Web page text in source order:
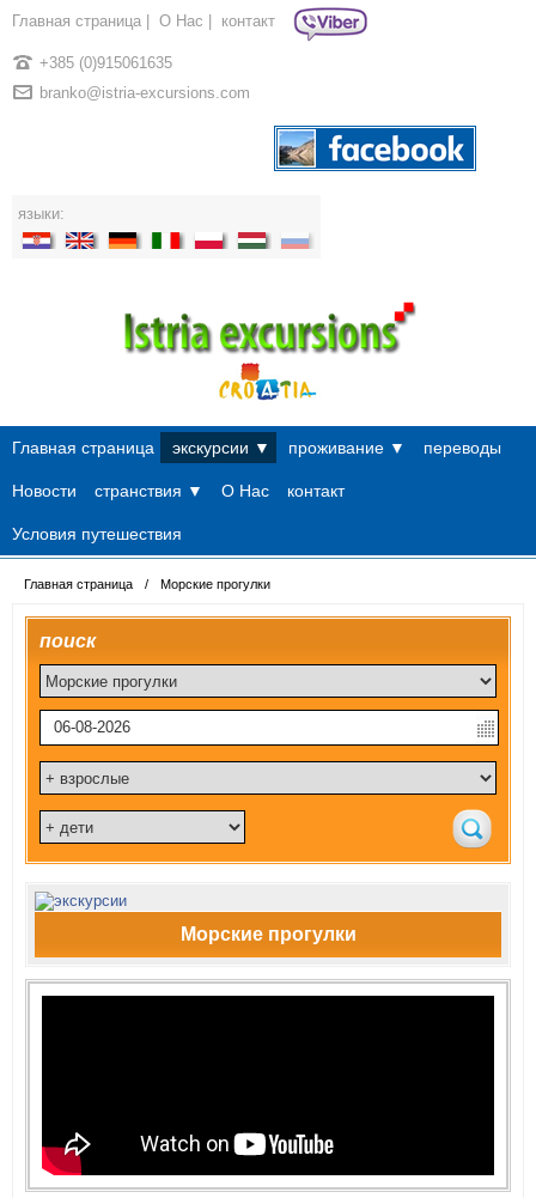
Главная страница О Нac контакт
+385 (0)915061635
branko@istria-excursions.com
языки:
Главная страница экскурсии ▼ проживание ▼ переводы
Новости странствия ▼ О Нac контакт
Условия путешествия
Главная страница / Морские прогулки
поиск
Морские прогулки